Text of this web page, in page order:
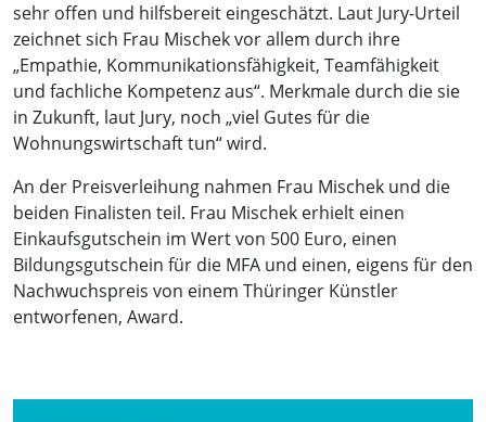
sehr offen und hilfsbereit eingeschätzt. Laut Jury-Urteil
zeichnet sich Frau Mischek vor allem durch ihre
„Empathie, Kommunikationsfähigkeit, Teamfähigkeit
und fachliche Kompetenz aus“. Merkmale durch die sie
in Zukunft, laut Jury, noch „viel Gutes für die
Wohnungswirtschaft tun“ wird.
An der Preisverleihung nahmen Frau Mischek und die
beiden Finalisten teil. Frau Mischek erhielt einen
Einkaufsgutschein im Wert von 500 Euro, einen
Bildungsgutschein für die MFA und einen, eigens für den
Nachwuchspreis von einem Thüringer Künstler
entworfenen, Award.